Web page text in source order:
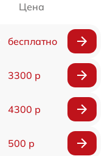
Цена
бесплатно
3300 р
4300 р
500 р